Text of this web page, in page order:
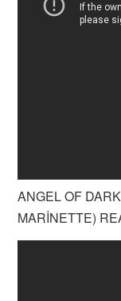
ANGEL OF
MARİNETTE)